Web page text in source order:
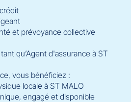
et prévoyance collective
qu’Agent d'assurance à ST
vous bénéficiez :
locale à ST MALO
engagé et disponible